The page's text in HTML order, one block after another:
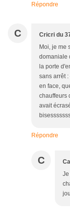
Répondre
C Cricri du
Moi, je me
domaniale
la porte
sans arrêt
en face,
chauffeurs
avait
Répondre
C
Je